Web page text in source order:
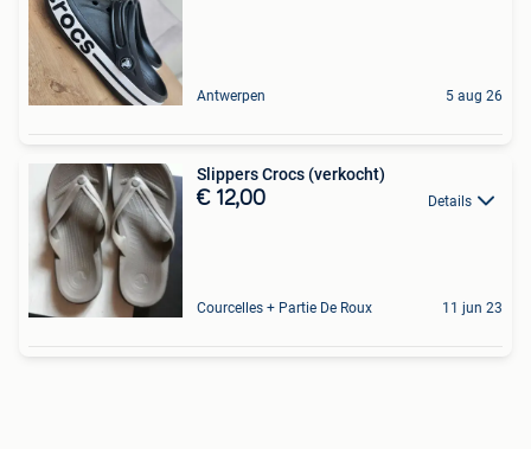
Antwerpen 5 aug 26
Slippers Crocs (verkocht)
€ 12,00 Details
Courcelles + Partie De Roux 11 jun 23